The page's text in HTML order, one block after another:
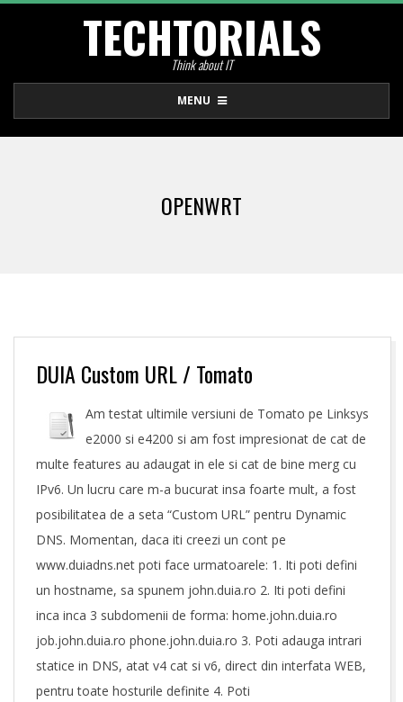
TECHTORIALS
Think about IT
Navigation
MENU
OPENWRT
DUIA Custom URL / Tomato
Am testat ultimile versiuni de Tomato pe Linksys
e2000 si e4200 si am fost impresionat de cat de
multe features au adaugat in ele si cat de bine merg cu
IPv6. Un lucru care m-a bucurat insa foarte mult, a fost
posibilitatea de a seta “Custom URL” pentru Dynamic
DNS. Momentan, daca iti creezi un cont pe
www.duiadns.net poti face urmatoarele: 1. Iti poti defini
un hostname, sa spunem john.duia.ro 2. Iti poti defini
inca inca 3 subdomenii de forma: home.john.duia.ro
job.john.duia.ro phone.john.duia.ro 3. Poti adauga intrari
statice in DNS, atat v4 cat si v6, direct din interfata WEB,
pentru toate hosturile definite 4. Poti